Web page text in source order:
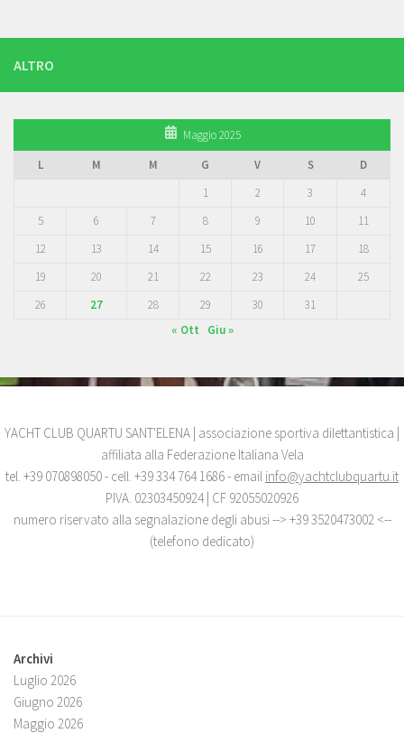
ALTRO
Maggio 2025
L
M M G V S
D
1
2 3
4
5
6 7 8 9 10
11
12
13 14 15 16 17
18
19
20 21 22 23 24
25
26
27 28 29 30
31
« Ott
Giu »
YACHT CLUB QUARTU SANT'ELENA | associazione sportiva dilettantistica |
affiliata alla Federazione Italiana Vela
tel. +39 070898050 - cell. +39 334 764 1686 - email info@yachtclubquartu.it
PIVA. 02303450924 | CF 92055020926
numero riservato alla segnalazione degli abusi --> +39 3520473002 <--
(telefono dedicato)
Archivi
Luglio 2026
Giugno 2026
Maggio 2026